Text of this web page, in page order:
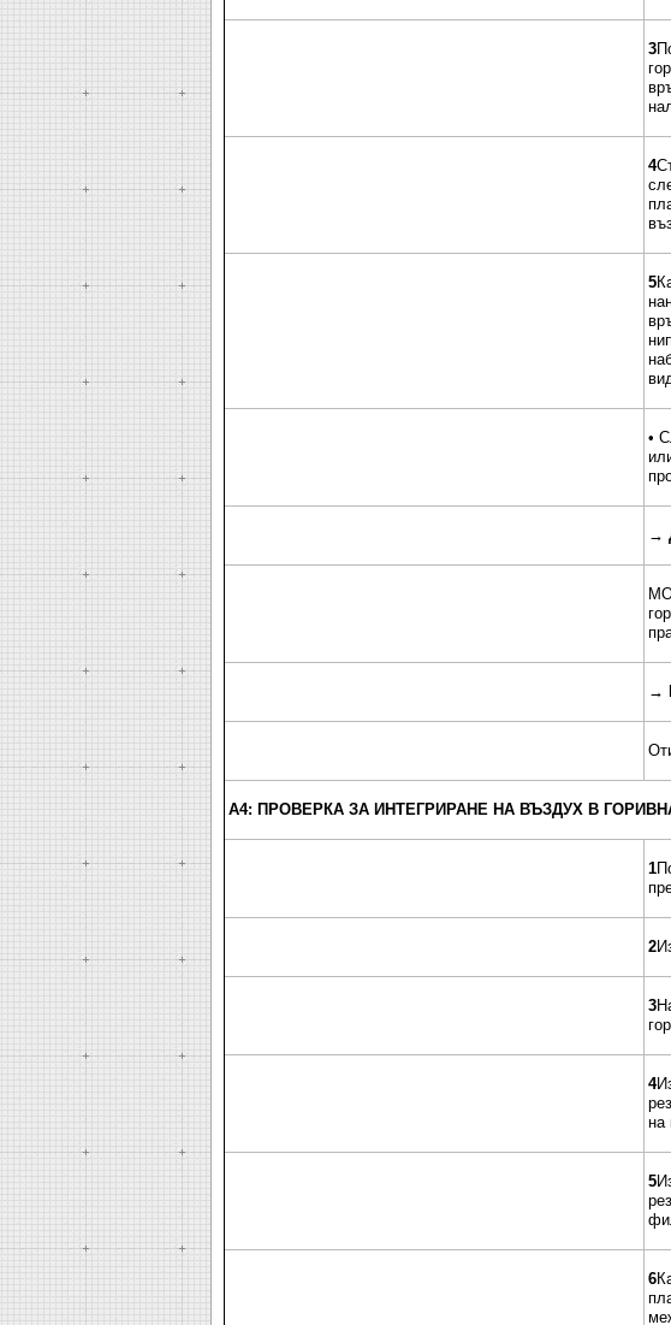
3
4
5
•
→
→
A4: ПРОВЕРКА ЗА ИНТЕГРИРАНЕ НА ВЪЗДУХ В
1
2
3
4
на
5
6